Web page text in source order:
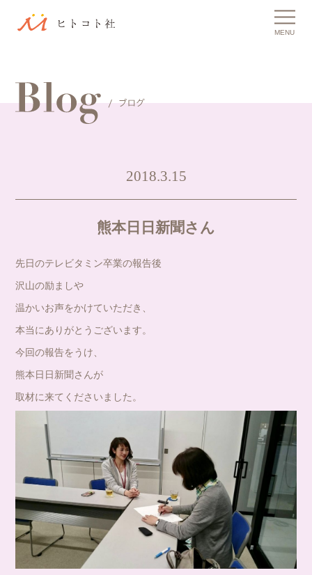
MENU
2018.3.15
熊本日日新聞さん
先日のテレビタミン卒業の報告後
沢山の励ましや
温かいお声をかけていただき、
本当にありがとうございます。
今回の報告をうけ、
熊本日日新聞さんが
取材に来てくださいました。